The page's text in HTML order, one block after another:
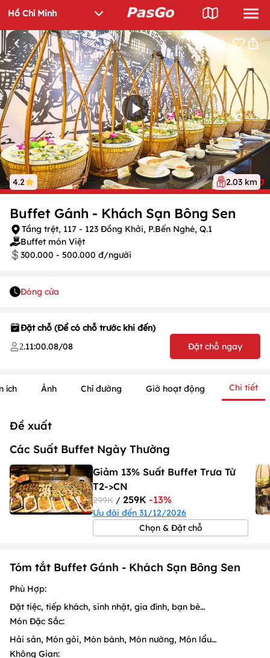
4.2 2.03 km
Buffet Gánh - Khách Sạn Bông Sen
Tầng trệt, 117 - 123 Đồng Khởi, P.Bến Nghé, Q.1
Buffet món Việt
300.000 - 500.000 đ/người
Đóng cửa
Đặt chỗ (Để có chỗ trước khi đến)
2.11:00.08/08 Đặt chỗ ngay
ích Ảnh Chỉ đường Giờ hoạt động Chi tiết
Đề xuất
Các Suất Buffet Ngày Thường
Giảm 13% Suất Buffet Trưa Từ
T2->CN
299K / 259K -13%
Ưu đãi đến 31/12/2026
Chọn & Đặt chỗ
Tóm tắt Buffet Gánh - Khách Sạn Bông Sen
Phù Hợp:
Đặt tiệc, tiếp khách, sinh nhật, gia đình, bạn bè…
Món Đặc Sắc:
Hải sản, Món gỏi, Món bánh, Món nướng, Món lẩu…
Không Gian: